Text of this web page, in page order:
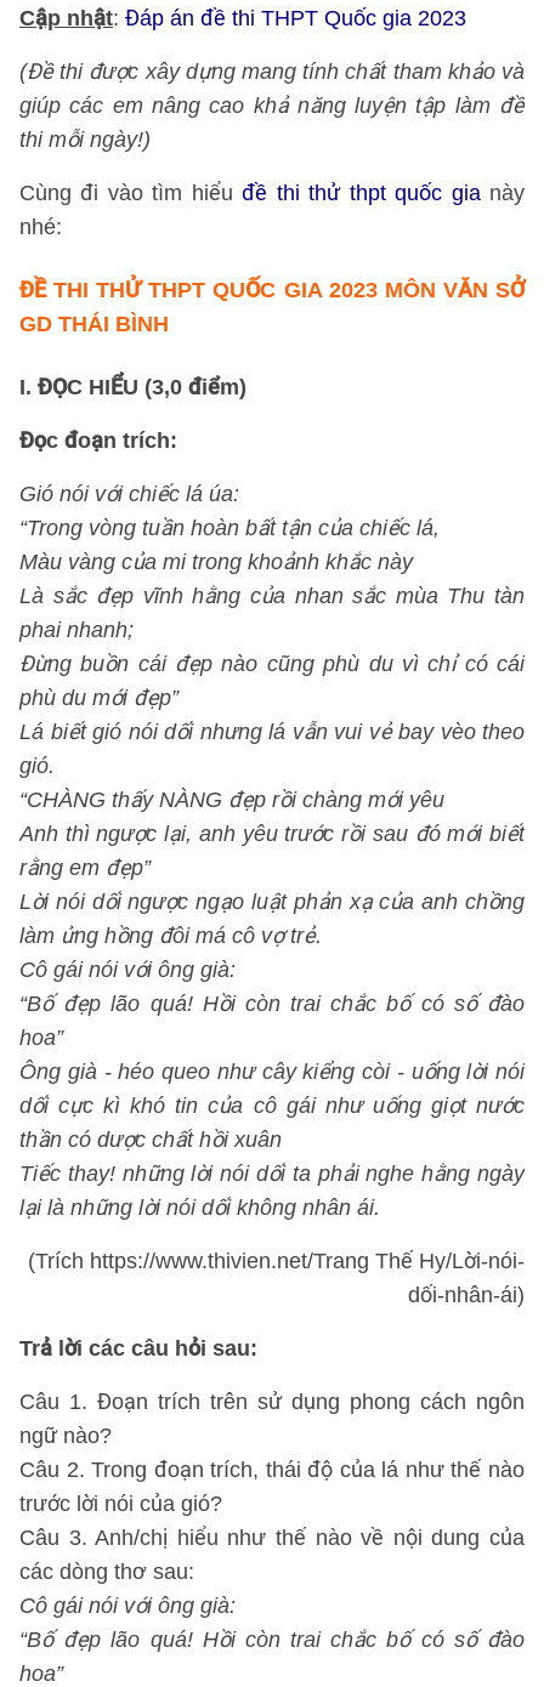
Cập nhật: Đáp án đề thi THPT Quốc gia 2023
(Đề thi được xây dựng mang tính chất tham khảo và
giúp các em nâng cao khả năng luyện tập làm đề
thi mỗi ngày!)
Cùng đi vào tìm hiểuđề thi thử thpt quốc gianày
nhé:
ĐỀ THI THỬ THPT QUỐC GIA 2023 MÔN VĂN SỞ
GD THÁI BÌNH
I. ĐỌC HIỂU (3,0 điểm)
Đọc đoạn trích:
Gió nói với chiếc lá úa:
“Trong vòng tuần hoàn bất tận của chiếc lá,
Màu vàng của mi trong khoảnh khắc này
Là sắc đẹp vĩnh hằng của nhan sắc mùa Thu tàn
phai nhanh;
Đừng buồn cái đẹp nào cũng phù du vì chỉ có cái
phù du mới đẹp”
Lá biết gió nói dối nhưng lá vẫn vui vẻ bay vèo theo
gió.
“CHÀNG thấy NÀNG đẹp rồi chàng mới yêu
Anh thì ngược lại, anh yêu trước rồi sau đó mới biết
rằng em đẹp”
Lời nói dối ngược ngạo luật phản xạ của anh chồng
làm ửng hồng đôi má cô vợ trẻ.
Cô gái nói với ông già:
“Bố đẹp lão quá! Hồi còn trai chắc bố có số đào
hoa”
Ông già - héo queo như cây kiểng còi - uống lời nói
dối cực kì khó tin của cô gái như uống giọt nước
thần có dược chất hồi xuân
Tiếc thay! những lời nói dối ta phải nghe hằng ngày
lại là những lời nói dối không nhân ái.
(Trích https://www.thivien.net/Trang Thế Hy/Lời-nói-
dối-nhân-ái)
Trả lời các câu hỏi sau:
Câu 1. Đoạn trích trên sử dụng phong cách ngôn
ngữ nào?
Câu 2. Trong đoạn trích, thái độ của lá như thế nào
trước lời nói của gió?
Câu 3. Anh/chị hiểu như thế nào về nội dung của
các dòng thơ sau:
Cô gái nói với ông già:
“Bố đẹp lão quá! Hồi còn trai chắc bố có số đào
hoa”